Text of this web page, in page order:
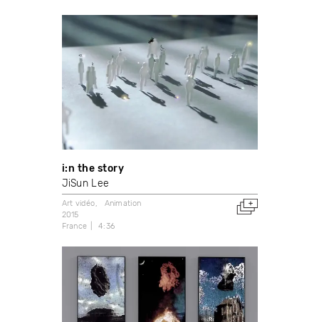
i:n the story
JiSun Lee
Art vidéo
Animation
2015
France
4:36